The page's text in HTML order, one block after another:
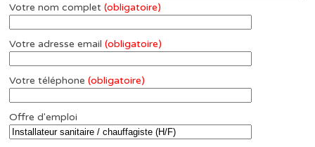
Votre nom complet(obligatoire)
Votre adresse email(obligatoire)
Votre téléphone(obligatoire)
Offre d'emploi